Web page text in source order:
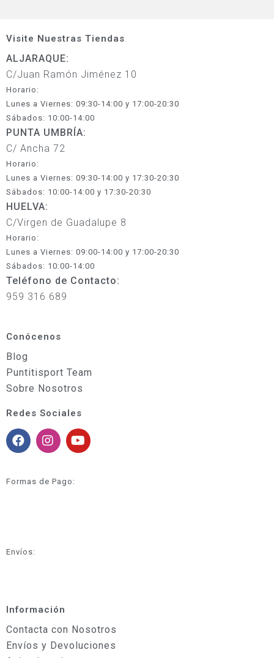
Visite Nuestras Tiendas
ALJARAQUE:
C/Juan Ramón Jiménez 10
Horario:
Lunes a Viernes: 09:30-14:00 y 17:00-20:30
Sábados: 10:00-14:00
PUNTA UMBRÍA:
C/ Ancha 72
Horario:
Lunes a Viernes: 09:30-14:00 y 17:30-20:30
Sábados: 10:00-14:00 y 17:30-20:30
HUELVA:
C/Virgen de Guadalupe 8
Horario:
Lunes a Viernes: 09:00-14:00 y 17:00-20:30
Sábados: 10:00-14:00
Teléfono de Contacto:
959 316 689
Conócenos
Blog
Puntitisport Team
Sobre Nosotros
Redes Sociales
Formas de Pago:
Envíos:
Información
Contacta con Nosotros
Envíos y Devoluciones